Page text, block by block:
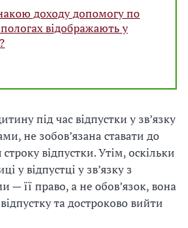
доходу допомогу по
пологах відображають у
під час відпустки у зв’язку
не зобов’язана ставати до
відпустки. Утім, оскільки
у відпустці у зв’язку з
— її право, а не обов’язок, вона
та достроково вийти